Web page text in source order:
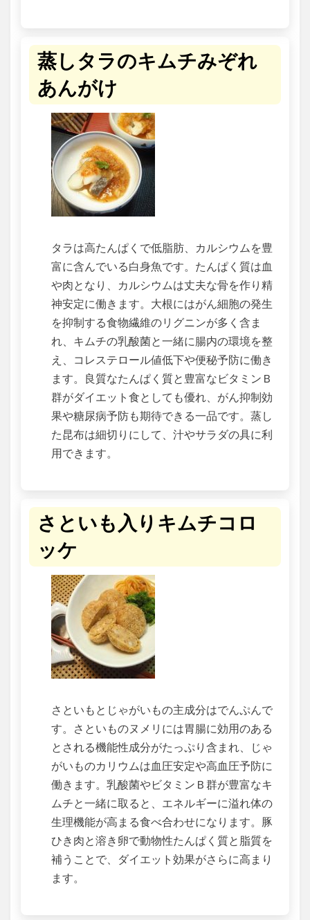
蒸しタラのキムチみぞれ
あんがけ
タラは高たんぱくで低脂肪、カルシウムを豊
富に含んでいる白身魚です。たんぱく質は血
や肉となり、カルシウムは丈夫な骨を作り精
神安定に働きます。大根にはがん細胞の発生
を抑制する食物繊維のリグニンが多く含ま
れ、キムチの乳酸菌と一緒に腸内の環境を整
え、コレステロール値低下や便秘予防に働き
ます。良質なたんぱく質と豊富なビタミンＢ
群がダイエット食としても優れ、がん抑制効
果や糖尿病予防も期待できる一品です。蒸し
た昆布は細切りにして、汁やサラダの具に利
用できます。
さといも入りキムチコロ
ッケ
さといもとじゃがいもの主成分はでんぷんで
す。さといものヌメリには胃腸に効用のある
とされる機能性成分がたっぷり含まれ、じゃ
がいものカリウムは血圧安定や高血圧予防に
働きます。乳酸菌やビタミンＢ群が豊富なキ
ムチと一緒に取ると、エネルギーに溢れ体の
生理機能が高まる食べ合わせになります。豚
ひき肉と溶き卵で動物性たんぱく質と脂質を
補うことで、ダイエット効果がさらに高まり
ます。